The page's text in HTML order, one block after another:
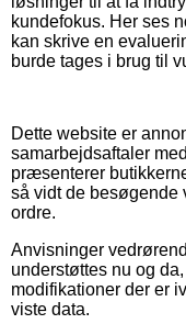
kundefokus. Her ses
kan skrive en
burde tages i brug til
Dette website er
samarbejdsaftaler
præsenterer
så vidt de besøgende
ordre.
Anvisninger
understøttes nu og
modifikationer der er
viste data.